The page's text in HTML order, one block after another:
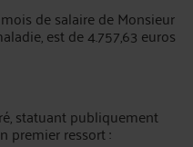
de salaire de Monsieur
est de 4.757,63 euros
statuant publiquement
premier ressort :